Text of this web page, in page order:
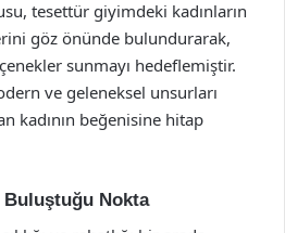
tesettür giyimdeki kadınların
göz önünde bulundurarak,
sunmayı hedeflemiştir.
ve geleneksel unsurları
kadının beğenisine hitap
Buluştuğu Nokta